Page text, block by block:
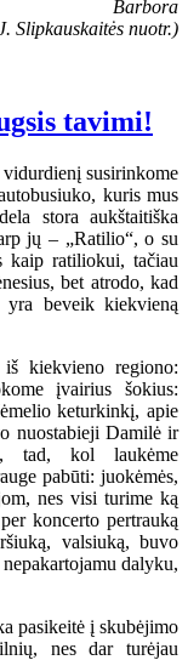
Barbora
Slipkauskaitės nuotr.)
tavimi!
susirinkome
kuris mus
stora aukštaitiška
jų – „Ratilio“, o su
kaip ratiliokui, tačiau
bet atrodo, kad
beveik kiekvieną
kiekvieno regiono:
įvairius šokius:
keturkinkį, apie
nuostabieji Damilė ir
tad, kol laukėme
pabūti: juokėmės,
nes visi turime ką
koncerto pertrauką
valsiuką, buvo
dalyku,
pasikeitė į skubėjimo
nes dar turėjau